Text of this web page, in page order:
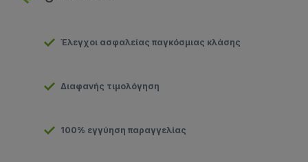
Έλεγχοι ασφαλείας παγκόσμιας κλάσης
Διαφανής τιμολόγηση
100% εγγύηση παραγγελίας